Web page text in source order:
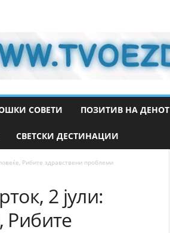
СОВЕТИ ПОЗИТИВ НА ДЕНОТ
СВЕТСКИ ДЕСТИНАЦИИ
Рибите здравствени проблеми
2 јули:
Рибите